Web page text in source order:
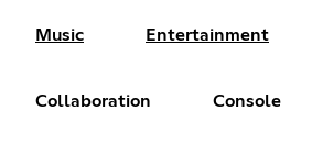
Music Entertainment
Collaboration Console